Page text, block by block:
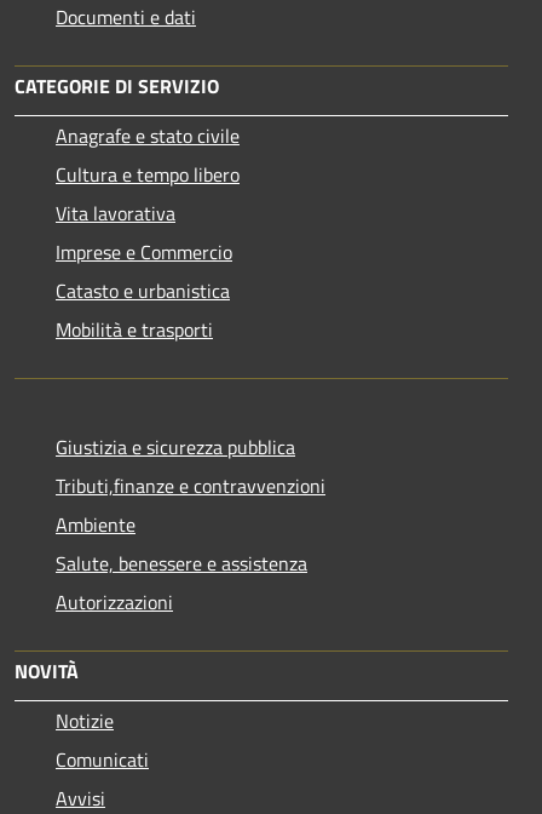
Documenti e dati
CATEGORIE DI SERVIZIO
Anagrafe e stato civile
Cultura e tempo libero
Vita lavorativa
Imprese e Commercio
Catasto e urbanistica
Mobilità e trasporti
Giustizia e sicurezza pubblica
Tributi,finanze e contravvenzioni
Ambiente
Salute, benessere e assistenza
Autorizzazioni
NOVITÀ
Notizie
Comunicati
Avvisi